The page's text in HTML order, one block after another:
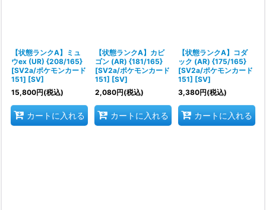
【状態ランクA】ミュ
ウex (UR) {208/165}
[SV2a/ポケモンカード
151] [SV]
15,800円(税込)
カートに入れる
【状態ランクA】カビ
ゴン (AR) {181/165}
[SV2a/ポケモンカード
151] [SV]
2,080円(税込)
カートに入れる
【状態ランクA】コダ
ック (AR) {175/165}
[SV2a/ポケモンカード
151] [SV]
3,380円(税込)
カートに入れる